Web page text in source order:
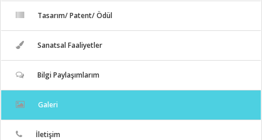
Tasarım/ Patent/ Ödül
Sanatsal Faaliyetler
Bilgi Paylaşımlarım
Galeri
İletişim